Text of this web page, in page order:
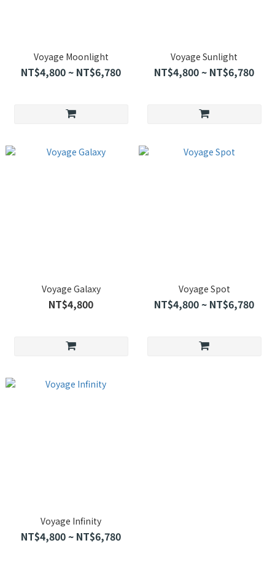
Voyage Moonlight
NT$4,800 ~ NT$6,780
Voyage Sunlight
NT$4,800 ~ NT$6,780
Voyage Galaxy
NT$4,800
Voyage Spot
NT$4,800 ~ NT$6,780
Voyage Infinity
NT$4,800 ~ NT$6,780